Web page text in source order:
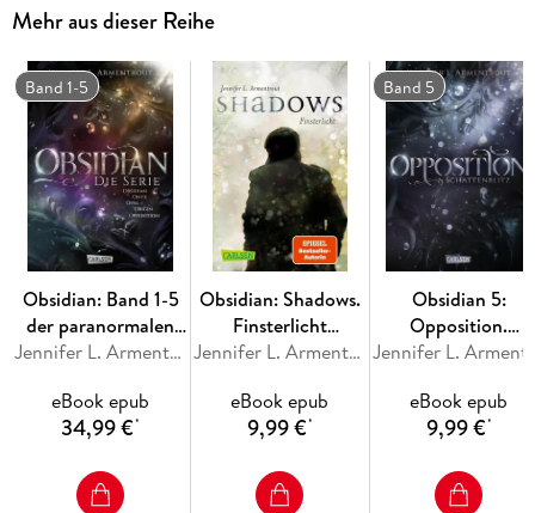
Dies ist der zweite Band der Obsidian-Serie von Jennifer L.
Armentrout.
Alle Bände der unwiderstehlichen Bestsellerserie:
Obsidian. Schattendunkel
Onyx. Schattenschimmer
Opal. Schattenglanz
Origin. Schattenfunke
Opposition. Schattenblitz
Shadows. Finsterlicht (Prequel)
Alle bisher erschienenen Bände der Spin-off-Serie
»Revenge«:
Revenge. Sternensturm
Rebellion. Schattensturm
Mehr aus dieser Reihe
Band 1-5
Obsidian: Band 1-5
der paranormalen
Fantasy-Serie imJennifer L. Armentrout
eBook epub
34,99 €*
Obsidian: Shadows.
Finsterlicht
(Obsidian-Prequel)
Jennifer L. Armentrout
eBook epub
9,99 €*
Band 5
Obsidian 5:
Opposition.
Schattenblitz
eBook epub
9,99 €*